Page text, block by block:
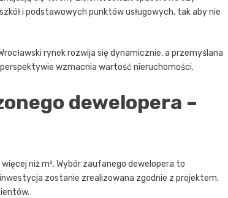
i podstawowych punktów usługowych, tak aby nie
rynek rozwija się dynamicznie, a przemyślana
wzmacnia wartość nieruchomości.
dewelopera –
niż m². Wybór zaufanego dewelopera to
zostanie zrealizowana zgodnie z projektem.